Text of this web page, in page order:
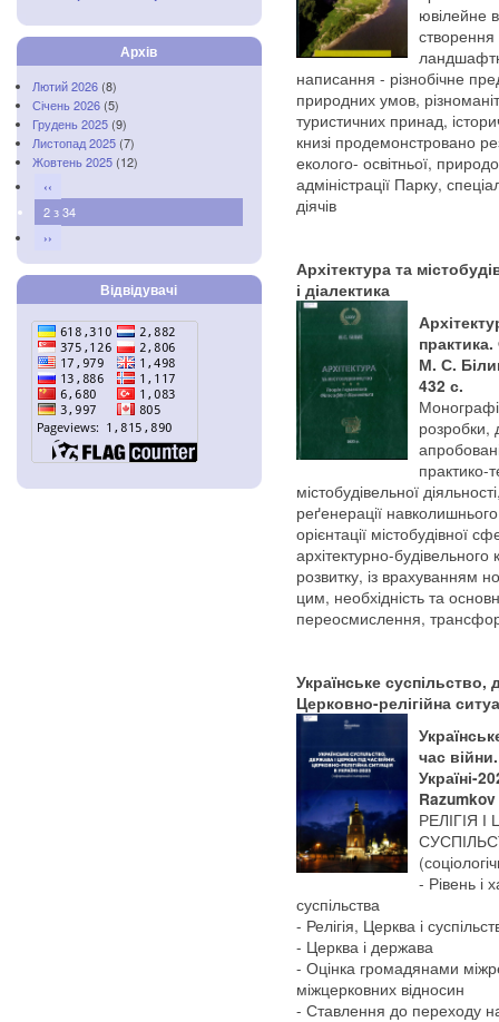
Архів
Лютий 2026 (8)
Січень 2026 (5)
Грудень 2025 (9)
Листопад 2025 (7)
Жовтень 2025 (12)
‹‹
2 з 34
››
Відвідувачі
ювілейне
створення
написання - різнобічне
природних умов,
туристичних принад,
книзі продемонстровано
еколого- освітньої,
адміністрації Парку,
діячів
Архітектура та
і діалектика
М. С.
432 с.
розробки,
практико-
містобудівельної
реґенерації
орієнтації містобудівної
архітектурно-
розвитку, із врахуванням
цим, необхідність та
переосмислення,
Українське суспільство,
Церковно-релігійна
час
Україні-
РЕЛІГІЯ
- Рівень і
суспільства
- Релігія, Церква і
- Церква і держава
- Оцінка громадянами
міжцерковних відносин
- Ставлення до переходу